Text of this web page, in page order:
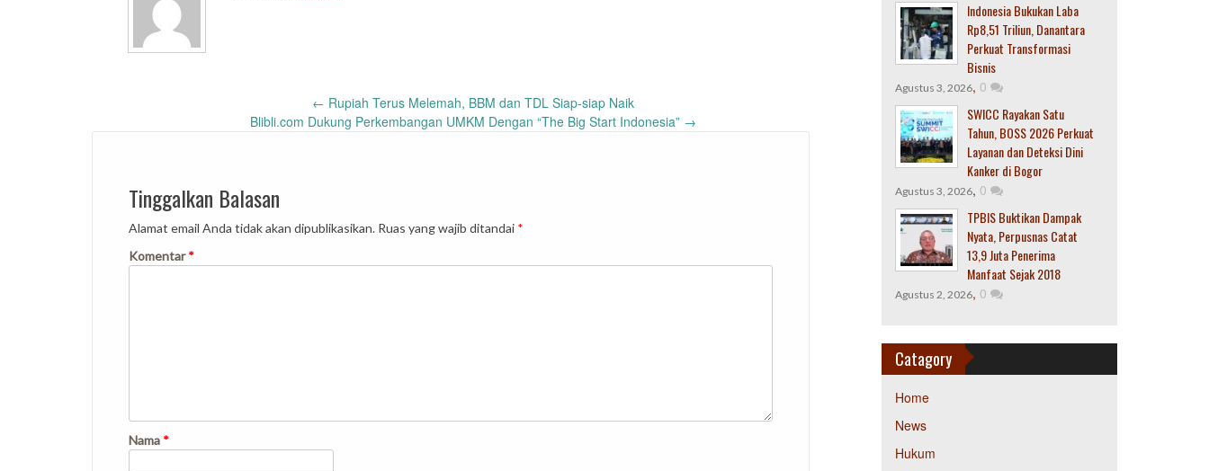
navigation
← Rupiah Terus Melemah, BBM dan TDL Siap-siap Naik
Blibli.com Dukung Perkembangan UMKM Dengan “The Big Start Indonesia” →
Tinggalkan Balasan
Alamat email Anda tidak akan dipublikasikan. Ruas yang wajib ditandai *
Komentar*
Nama *
Indonesia Bukukan Laba
Rp8,51 Triliun, Danantara
Perkuat Transformasi
Bisnis
Agustus 3, 2026, 0
SWICC Rayakan Satu
Tahun, BOSS 2026 Perkuat
Layanan dan Deteksi Dini
Kanker di Bogor
Agustus 3, 2026, 0
TPBIS Buktikan Dampak
Nyata, Perpusnas Catat
13,9 Juta Penerima
Manfaat Sejak 2018
Agustus 2, 2026, 0
Catagory
Home
News
Hukum